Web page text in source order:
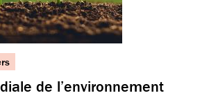
de l’environnement